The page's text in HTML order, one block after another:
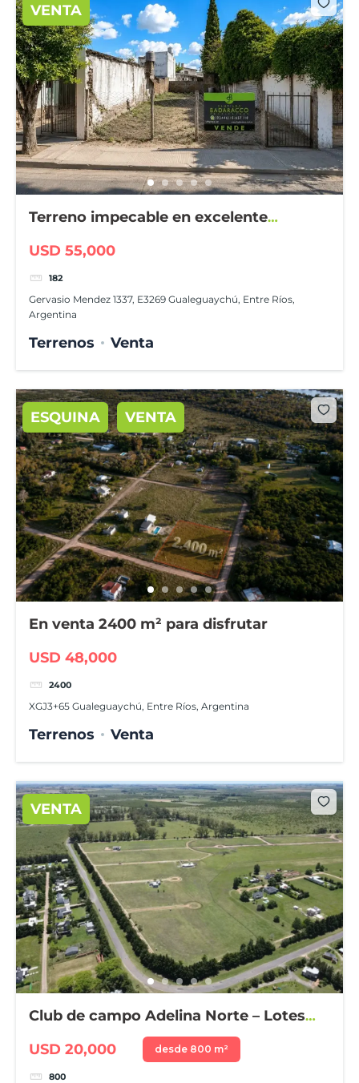
VENTA
Terreno impecable en excelente
USD 55,000
182
Gervasio Mendez 1337, E3269 Gualeguaychú, Entre Ríos,
Argentina
Terrenos Venta
ESQUINA VENTA
En venta 2400 m² para disfrutar
USD 48,000
2400
XGJ3+65 Gualeguaychú, Entre Ríos, Argentina
Terrenos Venta
VENTA
Club de campo Adelina Norte – Lotes
USD 20,000 desde 800 m²
800